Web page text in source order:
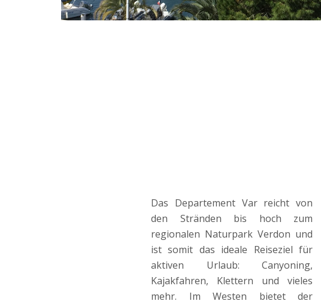
Das Departement Var reicht von
den Stränden bis hoch zum
regionalen Naturpark Verdon und
ist somit das ideale Reiseziel für
aktiven Urlaub: Canyoning,
Kajakfahren, Klettern und vieles
mehr. Im Westen bietet der